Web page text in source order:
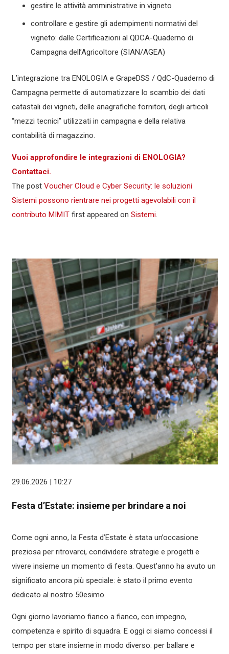
gestire le attività amministrative in vigneto
controllare e gestire gli adempimenti normativi del
vigneto: dalle Certificazioni al QDCA-Quaderno di
Campagna dell’Agricoltore (SIAN/AGEA)
L’integrazione tra ENOLOGIA e GrapeDSS / QdC-Quaderno di
Campagna permette di automatizzare lo scambio dei dati
catastali dei vigneti, delle anagrafiche fornitori, degli articoli
“mezzi tecnici” utilizzati in campagna e della relativa
contabilità di magazzino.
Vuoi approfondire le integrazioni di ENOLOGIA?
Contattaci.
The post Voucher Cloud e Cyber Security: le soluzioni
Sistemi possono rientrare nei progetti agevolabili con il
contributo MIMITfirst appeared on Sistemi
29.06.2026 | 10:27
Festa d’Estate: insieme per brindare a noi
Come ogni anno, la Festa d’Estate è stata un’occasione
preziosa per ritrovarci, condividere strategie e progetti e
vivere insieme un momento di festa. Quest’anno ha avuto un
significato ancora più speciale: è stato il primo evento
dedicato al nostro 50esimo.
Ogni giorno lavoriamo fianco a fianco, con impegno,
competenza e spirito di squadra. E oggi ci siamo concessi il
tempo per stare insieme in modo diverso: per ballare e